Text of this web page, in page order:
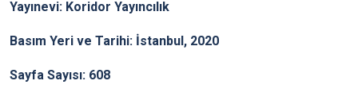
Yayınevi: Koridor Yayıncılık
Basım Yeri ve Tarihi: İstanbul, 2020
Sayfa Sayısı: 608